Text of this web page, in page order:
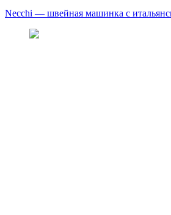
Necchi — швейная машинка с